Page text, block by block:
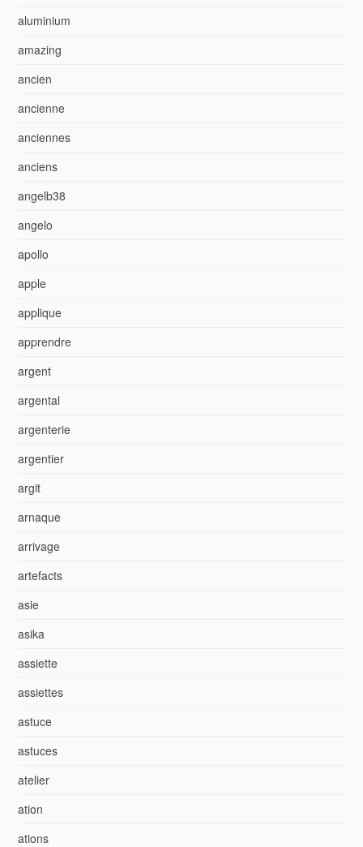
aluminium
amazing
ancien
ancienne
anciennes
anciens
angelb38
angelo
apollo
apple
applique
apprendre
argent
argental
argenterie
argentier
argit
arnaque
arrivage
artefacts
asie
asika
assiette
assiettes
astuce
astuces
atelier
ation
ations